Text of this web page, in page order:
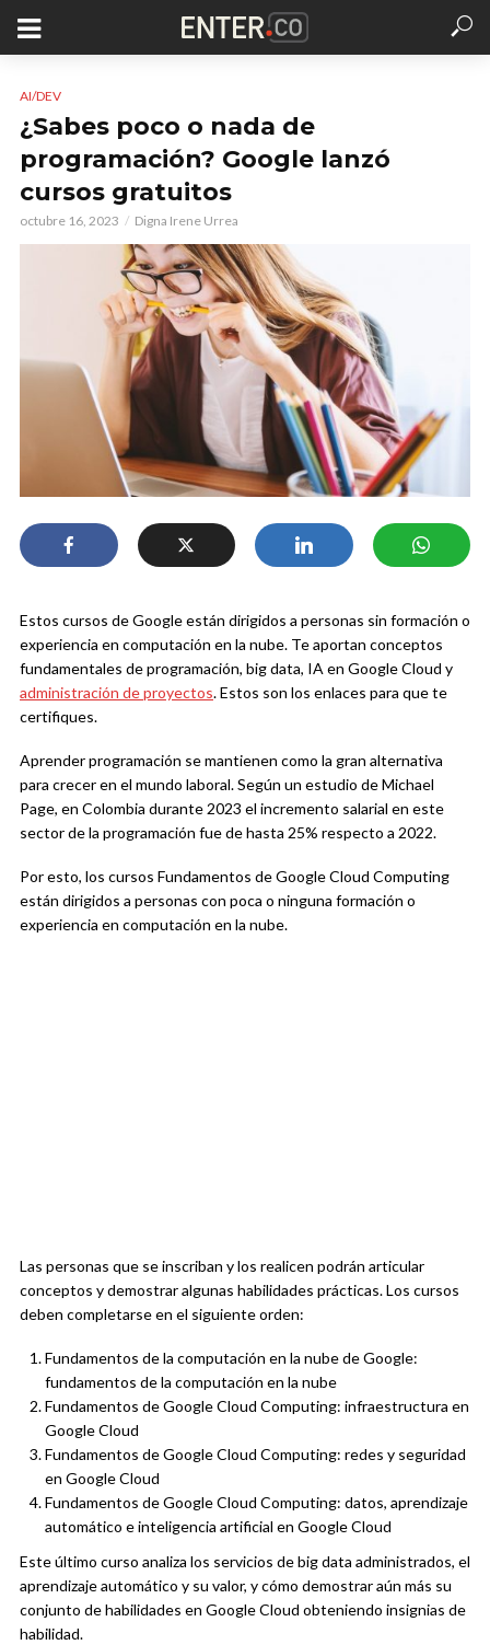
AI/DEV
¿Sabes poco o nada de
programación? Google lanzó
cursos gratuitos
octubre 16, 2023 Digna Irene Urrea
Estos cursos de Google están dirigidos a personas sin formación o
experiencia en computación en la nube. Te aportan conceptos
fundamentales de programación, big data, IA en Google Cloud y
administración de proyectos. Estos son los enlaces para que te
certifiques.
Aprender programación se mantienen como la gran alternativa
para crecer en el mundo laboral. Según un estudio de Michael
Page, en Colombia durante 2023 el incremento salarial en este
sector de la programación fue de hasta 25% respecto a 2022.
Por esto, los cursos Fundamentos de Google Cloud Computing
están dirigidos a personas con poca o ninguna formación o
experiencia en computación en la nube.
Las personas que se inscriban y los realicen podrán articular
conceptos y demostrar algunas habilidades prácticas. Los cursos
deben completarse en el siguiente orden:
Fundamentos de la computación en la nube de Google:
fundamentos de la computación en la nube
Fundamentos de Google Cloud Computing: infraestructura en
Google Cloud
Fundamentos de Google Cloud Computing: redes y seguridad
en Google Cloud
Fundamentos de Google Cloud Computing: datos, aprendizaje
automático e inteligencia artificial en Google Cloud
Este último curso analiza los servicios de big data administrados, el
aprendizaje automático y su valor, y cómo demostrar aún más su
conjunto de habilidades en Google Cloud obteniendo insignias de
habilidad.